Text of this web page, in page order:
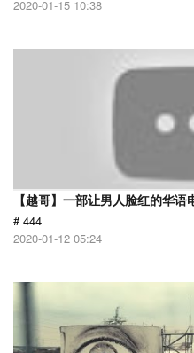
2020-01-15 10:38
【越哥】一部让男人脸红的华
# 444
2020-01-12 05:24